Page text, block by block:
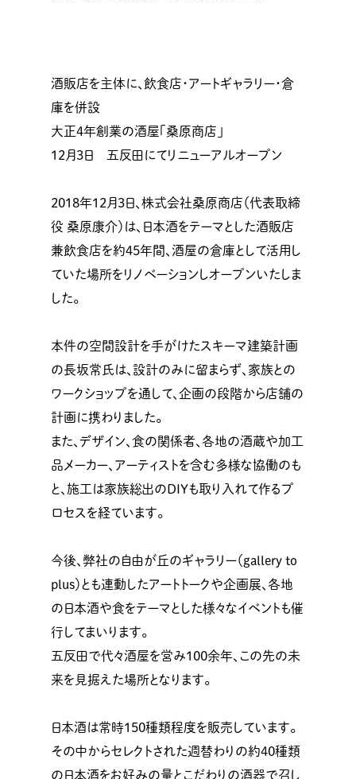
酒販店を主体に、飲食店・アートギャラリー・倉
庫を併設
大正４年創業の酒屋「桑原商店」
12月3日 五反田にてリニューアルオープン
2018年12月3日、株式会社桑原商店（代表取締
役 桑原康介）は、日本酒をテーマとした酒販店
兼飲食店を約４5年間、酒屋の倉庫として活用し
ていた場所をリノベーションしオープンいたしま
した。
本件の空間設計を手がけたスキーマ建築計画
の長坂常氏は、設計のみに留まらず、家族との
ワークショップを通して、企画の段階から店舗の
計画に携わりました。
また、デザイン、食の関係者、各地の酒蔵や加工
品メーカー、アーティストを含む多様な協働のも
と、施工は家族総出のDIYも取り入れて作るプ
ロセスを経ています。
今後、弊社の自由が丘のギャラリー（gallery to
plus）とも連動したアートトークや企画展、各地
の日本酒や食をテーマとした様々なイベントも催
行してまいります。
五反田で代々酒屋を営み100余年、この先の未
来を見据えた場所となります。
日本酒は常時150種類程度を販売しています。
その中からセレクトされた週替わりの約40種類
の日本酒をお好みの量とこだわりの酒器で召し